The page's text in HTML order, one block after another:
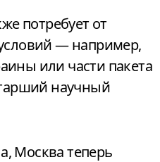
потребует от
— например,
или части пакета
научный
Москва теперь